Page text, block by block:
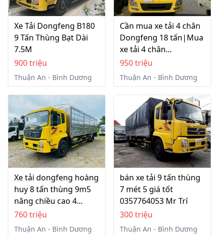
Xe Tải Dongfeng B180
9 Tấn Thùng Bạt Dài
7.5M
900 triệu
Thuận An - Bình Dương
Cần mua xe tải 4 chân
Dongfeng 18 tấn|Mua
xe tải 4 chân...
950 triệu
Thuận An - Bình Dương
Xe tải dongfeng hoàng
huy 8 tấn thùng 9m5
nâng chiều cao 4...
760 triệu
Thuận An - Bình Dương
bán xe tải 9 tấn thùng
7 mét 5 giá tốt
0357764053 Mr Trí
300 triệu
Thuận An - Bình Dương